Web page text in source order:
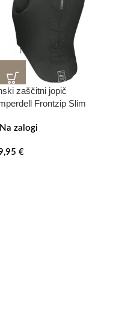
zaščitni jopič
Frontzip Slim
Na zalogi
€